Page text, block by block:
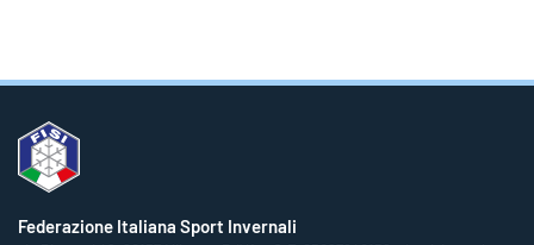
Federazione Italiana Sport Invernali